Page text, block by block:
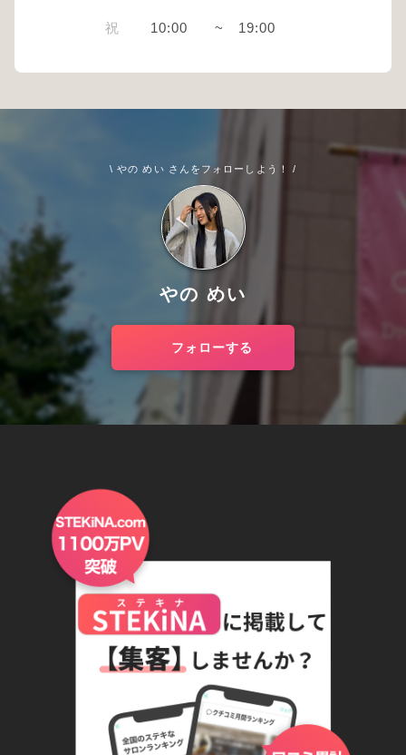
祝 10:00 ~ 19:00
\ やの めい さんをフォローしよう！ /
やの めい
フォローする